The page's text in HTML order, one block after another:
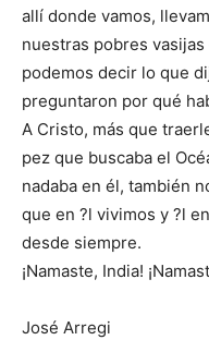
allí donde vamos,
nuestras pobres
podemos decir lo que
preguntaron por qué
A Cristo, más que
pez que buscaba el
nadaba en él, también
que en ?l vivimos y ?l
desde siempre.
¡Namaste, India!
José Arregi